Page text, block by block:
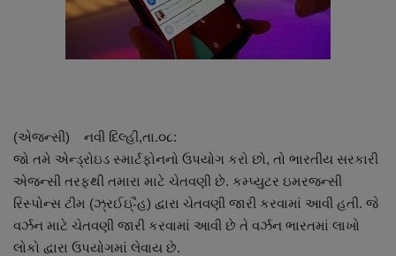
About Author
આંતરરાષ્ટ્રીય
રાષ્ટ્રીય
ગુજરાત
(એજન્સી) નવી દિલ્હી,તા.૦૮:
જો તમે એન્ડ્રોઇડ સ્માર્ટફોનનો ઉપયોગ કરો છો, તો ભારતીય સરકારી
એજન્સી તરફથી તમારા માટે ચેતવણી છે. કમ્પ્યુટર ઇમરજન્સી
રિસ્પોન્સ ટીમ (ઝ્રઈઇ્-ૈહ) દ્વારા ચેતવણી જારી કરવામાં આવી હતી. જે
વર્ઝન માટે ચેતવણી જારી કરવામાં આવી છે તે વર્ઝન ભારતમાં લાખો
લોકો દ્વારા ઉપયોગમાં લેવાય છે.